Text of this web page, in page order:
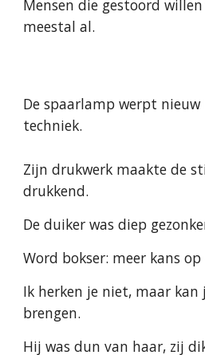
Mensen die gestoord
meestal al.
De spaarlamp werpt
techniek.
Zijn drukwerk maakte de
drukkend.
De duiker was diep
Word bokser: meer kans op
Ik herken je niet, maar kan
brengen.
Hij was dun van haar, zij